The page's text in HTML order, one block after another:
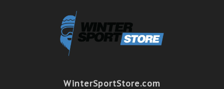
WinterSportStore.com